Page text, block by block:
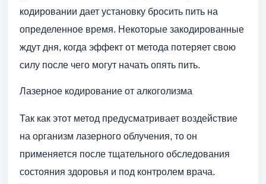
кодировании дает установку бросить пить на
определенное время. Некоторые закодированные
ждут дня, когда эффект от метода потеряет свою
силу после чего могут начать опять пить.
Лазерное кодирование от алкоголизма
Так как этот метод предусматривает воздействие
на организм лазерного облучения, то он
применяется после тщательного обследования
состояния здоровья и под контролем врача.